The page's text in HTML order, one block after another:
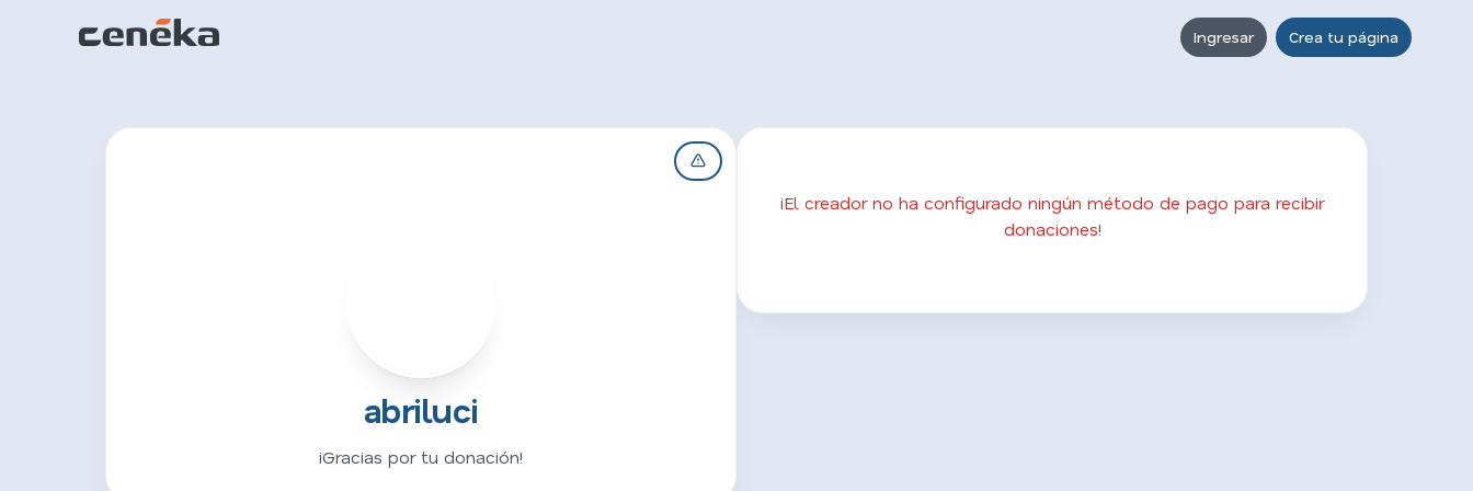
Ingresar Crea tu página
abriluci
¡Gracias por tu donación!
¡El creador no ha configurado ningún método de pago para recibir
donaciones!